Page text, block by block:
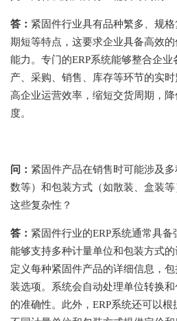
答： 紧固件行业具有品种繁多、规
期短等特点，这要求企业具备高效
能力。专门的ERP系统能够整合企
产、采购、销售、库存等环节的实
高企业运营效率，缩短交货周期，
度。
问： 紧固件产品在销售时可能涉及
数等）和包装方式（如散装、盒装
这些复杂性？
答： 紧固件行业的ERP系统通常具备
能够支持多种计量单位和包装方式
定义每种紧固件产品的详细信息，
装选项。系统会自动处理单位转换
的准确性。此外，ERP系统还可以